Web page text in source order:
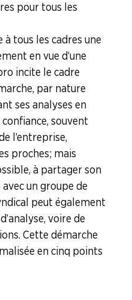
pour tous les
à tous les cadres une
en vue d’une
incite le cadre
par nature
ses analyses en
souvent
l’entreprise,
proches ; mais
à partager son
un groupe de
peut également
voire de
Cette démarche
en cinq points